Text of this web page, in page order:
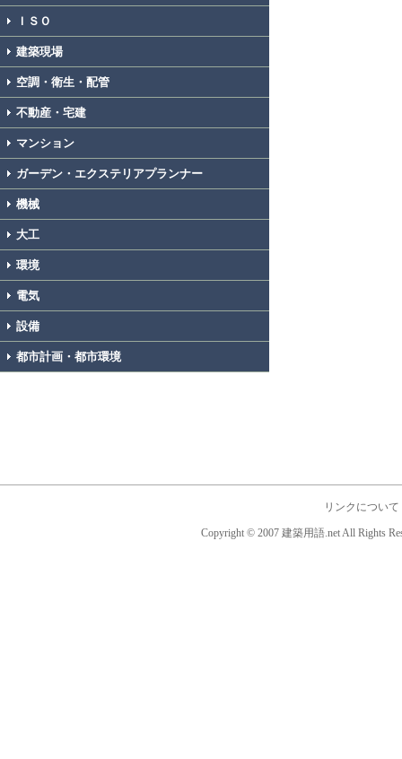
ＩＳＯ
建築現場
空調・衛生・配管
不動産・宅建
マンション
ガーデン・エクステリアプランナー
機械
大工
環境
電気
設備
都市計画・都市環境
リンクについて
Copyright © 2007 建築用語.net All Rights